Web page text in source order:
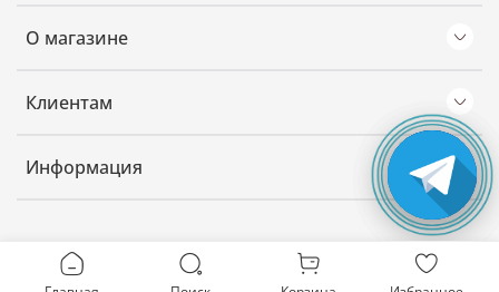
О магазине
Клиентам
Информация